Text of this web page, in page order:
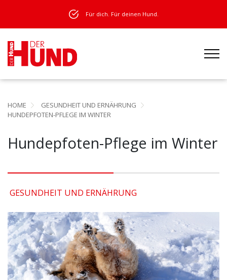
Für dich. Für deinen Hund.
HOME
GESUNDHEIT UND ERNÄHRUNG
HUNDEPFOTEN-PFLEGE IM WINTER
Hundepfoten-Pflege im Winter
GESUNDHEIT UND ERNÄHRUNG